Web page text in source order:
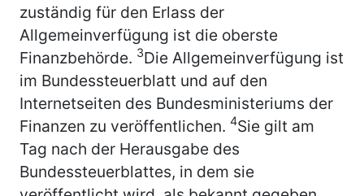
zuständig für den Erlass der
Allgemeinverfügung ist die oberste
Finanzbehörde. 3Die Allgemeinverfügung ist
im Bundessteuerblatt und auf den
Internetseiten des Bundesministeriums der
Finanzen zu veröffentlichen. 4Sie gilt am
Tag nach der Herausgabe des
Bundessteuerblattes, in dem sie